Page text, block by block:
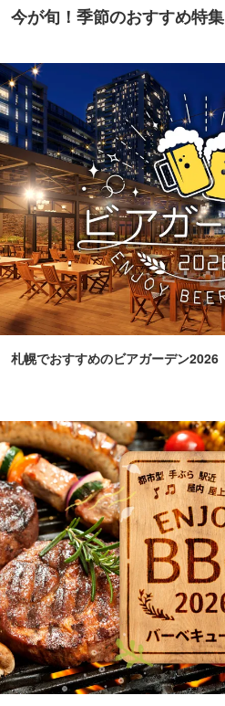
今が旬！季節のおすすめ特集
札幌でおすすめのビアガーデン2026